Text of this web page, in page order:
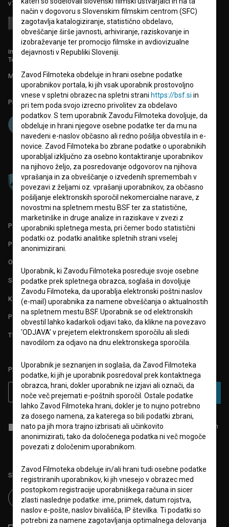
v7.151.0
info@filmoteka.si
Tehnična pomoč: podpora@bsf.si
Mednarodna številka ISSN 2670-787X
Projekt sofinancira:
PARTNERJI
POGOJI UPORABE
O PROJEKTU
STATISTIKA
KONTAKT
POGOSTA VPRAŠANJA
TEST FUNKCIONALNOSTI
PRIJAVITE SE NA BSF NOVIČNIK:
PRIJAVA
Sprejemam splošne pogojein dajemsoglasjeza zbiranje, hrambo in
obdelavo osebnih podatkov.
Sledite nam na:
način v dogovoru s Slovenskim filmskim centrom (SFC)
zagotavlja katalogiziranje, statistično obdelavo,
obveščanje širše javnosti, arhiviranje, raziskovanje in
izobraževanje ter promocijo filmske in avdiovizualne
dejavnosti v Republiki Sloveniji.
Zavod Filmoteka obdeluje in hrani osebne podatke
uporabnikov portala, ki jih vsak uporabnik prostovoljno
vnese v spletni obrazec na spletni strani https://bsf.si in
pri tem poda svojo izrecno privolitev za obdelavo
podatkov. S tem uporabnik Zavodu Filmoteka dovoljuje, da
obdeluje in hrani njegove osebne podatke ter da mu na
navedeni e-naslov občasno ali redno pošilja obvestila in e-
novice. Zavod Filmoteka bo zbrane podatke o uporabnikih
uporabljal izključno za osebno kontaktiranje uporabnikov
na njihovo željo, za posredovanje odgovorov na njihova
vprašanja in za obveščanje o izvedenih spremembah v
povezavi z željami oz. vprašanji uporabnikov, za občasno
pošiljanje elektronskih sporočil nekomercialne narave, z
novostmi na spletnem mestu BSF ter za statistične,
marketinške in druge analize in raziskave v zvezi z
uporabniki spletnega mesta, pri čemer bodo statistični
podatki oz. podatki analitike spletnih strani vselej
anonimizirani.
Uporabnik, ki Zavodu Filmoteka posreduje svoje osebne
podatke prek spletnega obrazca, soglaša in dovoljuje
Zavodu Filmoteka, da uporablja elektronski poštni naslov
(e-mail) uporabnika za namene obveščanja o aktualnostih
na spletnem mestu BSF. Uporabnik se od elektronskih
obvestil lahko kadarkoli odjavi tako, da klikne na povezavo
‘ODJAVA’ v prejetem elektronskem sporočilu ali sledi
navodilom za odjavo na dnu elektronskega sporočila.
Uporabnik je seznanjen in soglaša, da Zavod Filmoteka
podatke, ki jih je uporabnik posredoval prek kontaktnega
obrazca, hrani, dokler uporabnik ne izjavi ali označi, da
noče več prejemati e-poštnih sporočil. Ostale podatke
lahko Zavod Filmoteka hrani, dokler je to nujno potrebno
za dosego namena, za katerega so bili podatki zbrani,
nato pa jih mora trajno izbrisati ali učinkovito
anonimizirati, tako da določenega podatka ni več mogoče
povezati z določenim uporabnikom.
Zavod Filmoteka obdeluje in/ali hrani tudi osebne podatke
registriranih uporabnikov, ki jih vnesejo v obrazec med
postopkom registracije uporabniškega računa in sicer
zlasti naslednje podatke: ime, priimek, datum rojstva,
naslov e-pošte, naslov bivališča, IP številka. Ti podatki so
potrebni za namene zagotavljanja optimalnega delovanja